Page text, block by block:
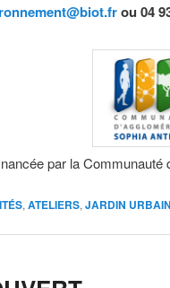
ou 04
par la Communauté
, ATELIERS, JARDIN URBAIN